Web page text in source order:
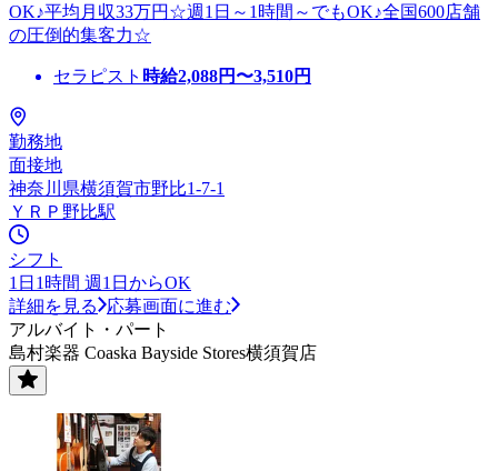
OK♪平均月収33万円☆週1日～1時間～でもOK♪全国600店舗
の圧倒的集客力☆
セラピスト 時給2,088円〜3,510円
勤務地
面接地
神奈川県横須賀市野比1-7-1
ＹＲＰ野比駅
シフト
1日1時間 週1日からOK
詳細を見る
応募画面に進む
アルバイト・パート
島村楽器 Coaska Bayside Stores横須賀店